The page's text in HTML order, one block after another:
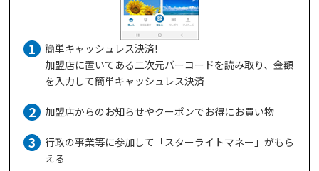
簡単キャッシュレス決済!
加盟店に置いてある二次元バーコードを読み取り、金額
を入力して簡単キャッシュレス決済
加盟店からのお知らせやクーポンでお得にお買い物
行政の事業等に参加して「スターライトマネー」がもら
える